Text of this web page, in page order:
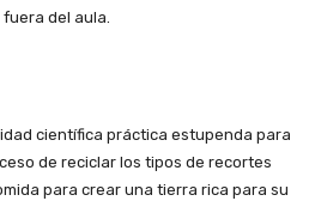
del aula.
científica práctica estupenda para
de reciclar los tipos de recortes
para crear una tierra rica para su